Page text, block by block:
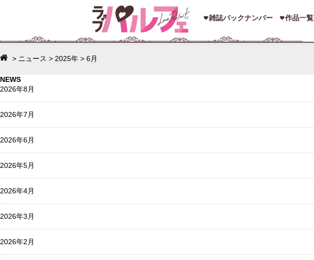
雑誌バックナンバー 作品一覧
> ニュース > 2025年 >6月
NEWS
2026年8月
2026年7月
2026年6月
2026年5月
2026年4月
2026年3月
2026年2月